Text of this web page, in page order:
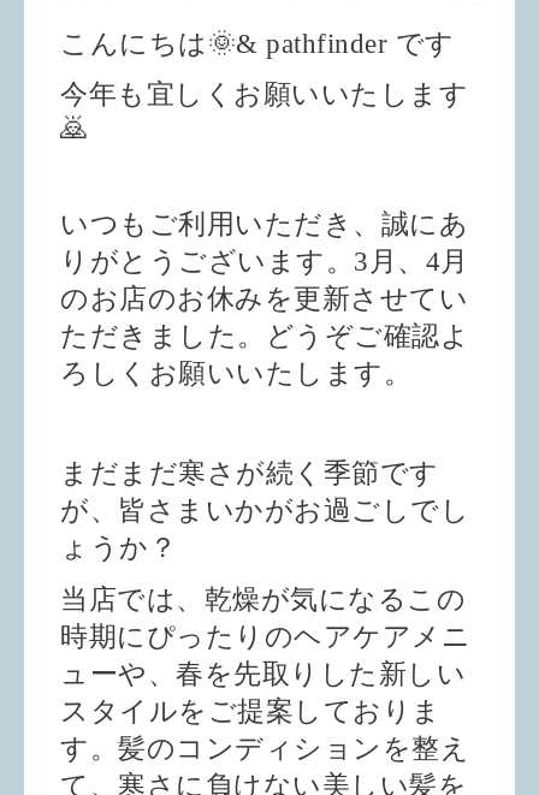
こんにちは🌞& pathfinder です
今年も宜しくお願いいたします
🙇
いつもご利用いただき、誠にあ
りがとうございます。3月、4月
のお店のお休みを更新させてい
ただきました。どうぞご確認よ
ろしくお願いいたします。
まだまだ寒さが続く季節です
が、皆さまいかがお過ごしでし
ょうか？
当店では、乾燥が気になるこの
時期にぴったりのヘアケアメニ
ューや、春を先取りした新しい
スタイルをご提案しておりま
す。髪のコンディションを整え
て、寒さに負けない美しい髪を